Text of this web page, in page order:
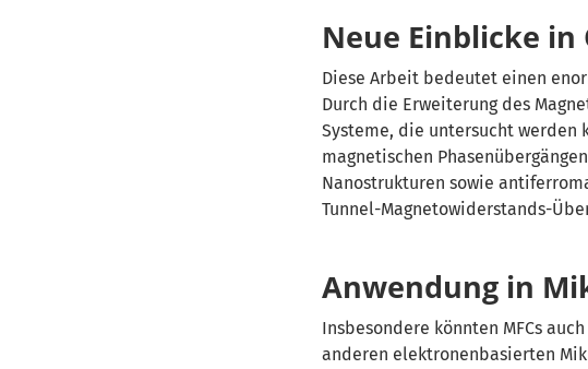
Neue Einblicke
Diese Arbeit bedeutet einen
Durch die Erweiterung des
Systeme, die untersucht werden
magnetischen
Nanostrukturen sowie
Tunnel-Magnetowiderstands-
Anwendung in
Insbesondere könnten MFCs
anderen elektronenbasierten